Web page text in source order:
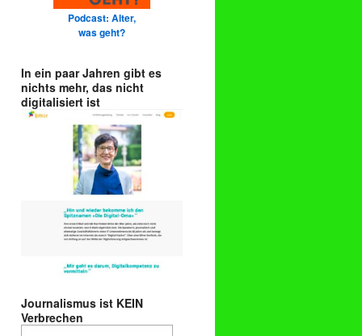
Podcast: Alter,
was geht?
In ein paar Jahren gibt es
nichts mehr, das nicht
digitalisiert ist
Journalismus ist KEIN
Verbrechen